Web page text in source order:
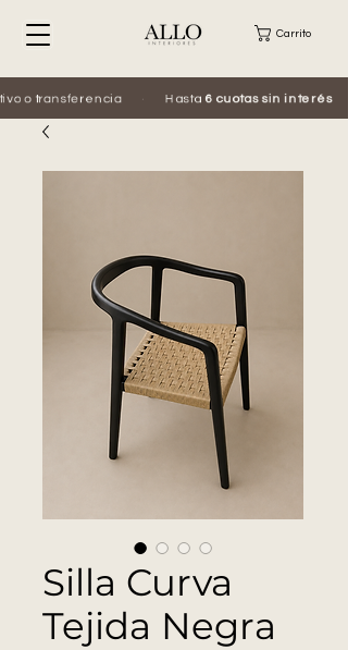
transferencia · Hasta6 cuotas sin interés ·
Carrito
Silla Curva
Tejida Negra